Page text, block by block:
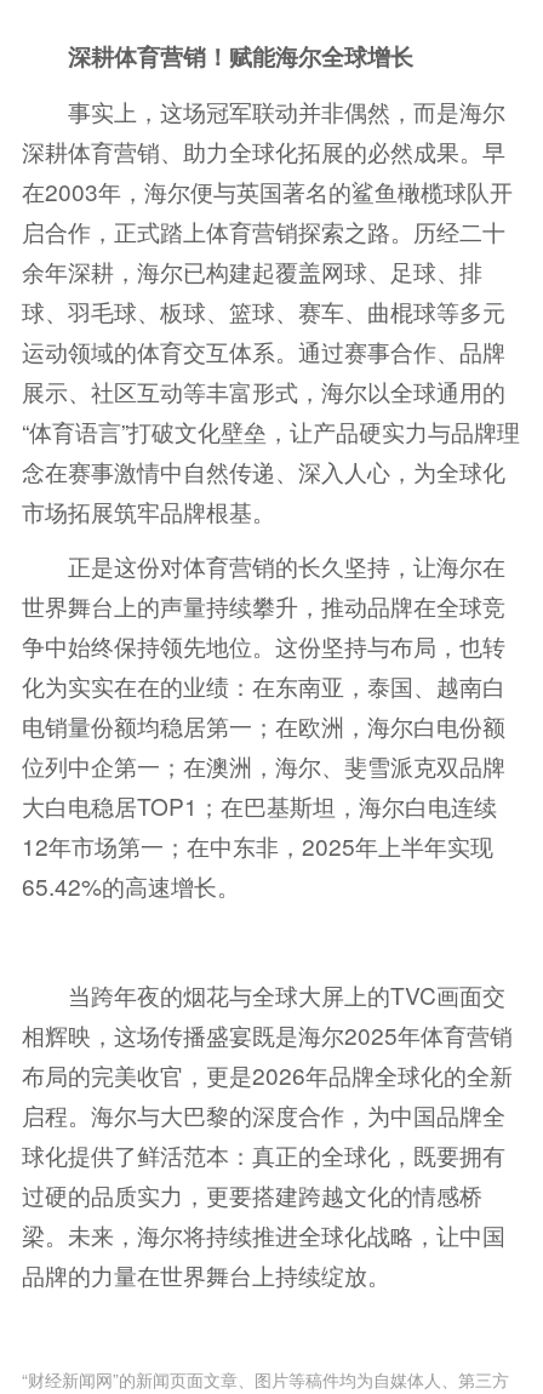
深耕体育营销！赋能海尔全球增长
事实上，这场冠军联动并非偶然，而是海尔
深耕体育营销、助力全球化拓展的必然成果。早
在2003年，海尔便与英国著名的鲨鱼橄榄球队开
启合作，正式踏上体育营销探索之路。历经二十
余年深耕，海尔已构建起覆盖网球、足球、排
球、羽毛球、板球、篮球、赛车、曲棍球等多元
运动领域的体育交互体系。通过赛事合作、品牌
展示、社区互动等丰富形式，海尔以全球通用的
“体育语言”打破文化壁垒，让产品硬实力与品牌理
念在赛事激情中自然传递、深入人心，为全球化
市场拓展筑牢品牌根基。
正是这份对体育营销的长久坚持，让海尔在
世界舞台上的声量持续攀升，推动品牌在全球竞
争中始终保持领先地位。这份坚持与布局，也转
化为实实在在的业绩：在东南亚，泰国、越南白
电销量份额均稳居第一；在欧洲，海尔白电份额
位列中企第一；在澳洲，海尔、斐雪派克双品牌
大白电稳居TOP1；在巴基斯坦，海尔白电连续
12年市场第一；在中东非，2025年上半年实现
65.42%的高速增长。
当跨年夜的烟花与全球大屏上的TVC画面交
相辉映，这场传播盛宴既是海尔2025年体育营销
布局的完美收官，更是2026年品牌全球化的全新
启程。海尔与大巴黎的深度合作，为中国品牌全
球化提供了鲜活范本：真正的全球化，既要拥有
过硬的品质实力，更要搭建跨越文化的情感桥
梁。未来，海尔将持续推进全球化战略，让中国
品牌的力量在世界舞台上持续绽放。
“财经新闻网”的新闻页面文章、图片等稿件均为自媒体人、第三方